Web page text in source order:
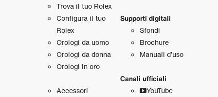
Trova il tuo Rolex
Configura il tuo
Rolex
Orologi da uomo
Orologi da donna
Orologi in oro
Accessori
Supporti digitali
Sfondi
Brochure
Manuali d’uso
Canali ufficiali
YouTube